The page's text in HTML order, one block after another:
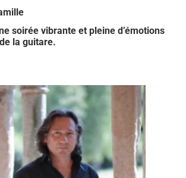
soirée vibrante et pleine d’émotions
la guitare.